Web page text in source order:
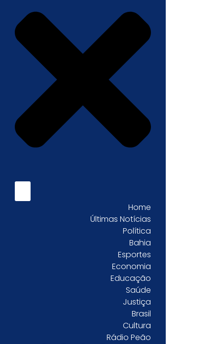
Home
Últimas Notícias
Política
Bahia
Esportes
Economia
Educação
Saúde
Justiça
Brasil
Cultura
Rádio Peão